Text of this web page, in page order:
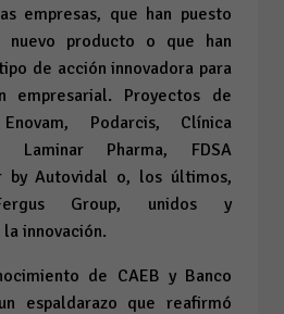
empresas, que han puesto
producto o que han
de acción innovadora para
empresarial. Proyectos de
Podarcis, Clínica
Laminar Pharma, FDSA
by Autovidal o, los últimos,
Group, unidos y
innovación.
de CAEB y Banco
espaldarazo que reafirmó